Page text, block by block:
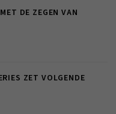
DE ZEGEN VAN
ZET VOLGENDE